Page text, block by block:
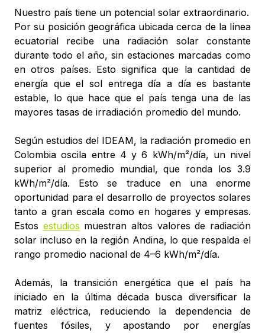
Nuestro país tiene un potencial solar extraordinario.
Por su posición geográfica ubicada cerca de la línea
ecuatorial recibe una radiación solar constante
durante todo el año, sin estaciones marcadas como
en otros países. Esto significa que la cantidad de
energía que el sol entrega día a día es bastante
estable, lo que hace que el país tenga una de las
mayores tasas de irradiación promedio del mundo.
Según estudios del IDEAM, la radiación promedio en
Colombia oscila entre 4 y 6 kWh/m²/día, un nivel
superior al promedio mundial, que ronda los 3.9
kWh/m²/día. Esto se traduce en una enorme
oportunidad para el desarrollo de proyectos solares
tanto a gran escala como en hogares y empresas.
Estos estudios muestran altos valores de radiación
solar incluso en la región Andina, lo que respalda el
rango promedio nacional de 4–6 kWh/m²/día.
Además, la transición energética que el país ha
iniciado en la última década busca diversificar la
matriz eléctrica, reduciendo la dependencia de
fuentes fósiles, y apostando por energías